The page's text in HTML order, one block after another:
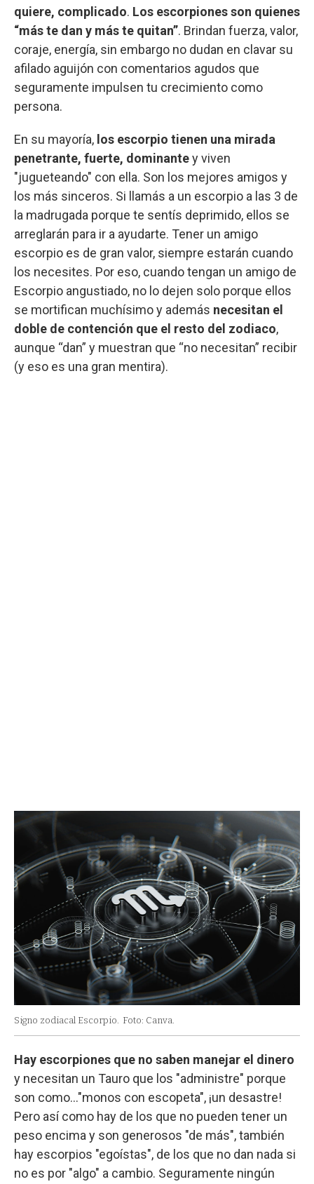
quiere, complicado. Los escorpiones son quienes
“más te dan y más te quitan”. Brindan fuerza, valor,
coraje, energía, sin embargo no dudan en clavar su
afilado aguijón con comentarios agudos que
seguramente impulsen tu crecimiento como
persona.
En su mayoría, los escorpio tienen una mirada
penetrante, fuerte, dominantey viven
"jugueteando" con ella. Son los mejores amigos y
los más sinceros. Si llamás a un escorpio a las 3 de
la madrugada porque te sentís deprimido, ellos se
arreglarán para ir a ayudarte. Tener un amigo
escorpio es de gran valor, siempre estarán cuando
los necesites. Por eso, cuando tengan un amigo de
Escorpio angustiado, no lo dejen solo porque ellos
se mortifican muchísimo y además necesitan el
doble de contención que el resto del zodiaco,
aunque “dan” y muestran que “no necesitan” recibir
(y eso es una gran mentira).
Signo zodiacal Escorpio. Foto: Canva.
Hay escorpiones que no saben manejar el dinero
y necesitan un Tauro que los "administre" porque
son como…"monos con escopeta", ¡un desastre!
Pero así como hay de los que no pueden tener un
peso encima y son generosos "de más", también
hay escorpios "egoístas", de los que no dan nada si
no es por "algo" a cambio. Seguramente ningún